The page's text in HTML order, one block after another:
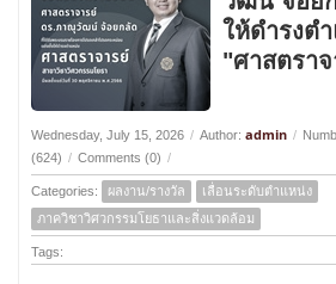
ให้ดำรงต
"ศาสตรา
Wednesday, July 15, 2026 / Author: admin /
(624) / Comments (0) /
Categories: ผลงาน/รางวัล
เลื่อนระดับตำแหน่ง
ภาควิชาวิศวกรรมโยธาและสิ่งแวดล้อม
Tags: